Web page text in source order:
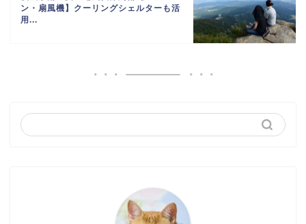
ン・扇風機】クーリングシェルターも活
用...